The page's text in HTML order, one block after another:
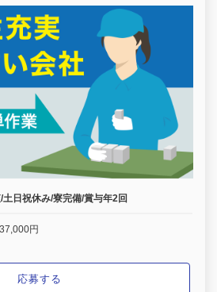
日祝休み/寮完備/賞与年2回
円
応募する